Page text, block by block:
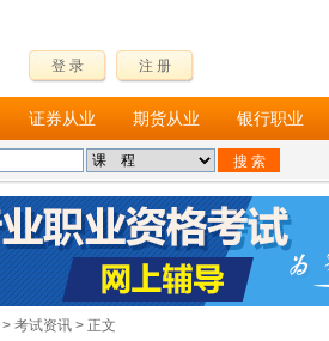
登 录 注 册
证券从业 期货从业 银行职业
> 考试资讯 > 正文